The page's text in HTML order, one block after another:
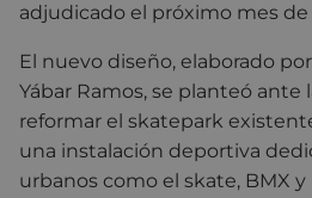
adjudicado el próximo mes
El nuevo diseño, elaborado
Yábar Ramos, se planteó ante
reformar el skatepark
una instalación deportiva
urbanos como el skate, BMX y